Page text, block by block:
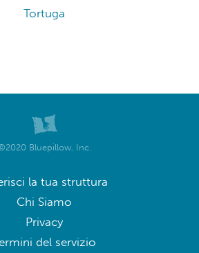
Tortuga
Bluepillow, Inc.
la tua struttura
Chi Siamo
Privacy
del servizio